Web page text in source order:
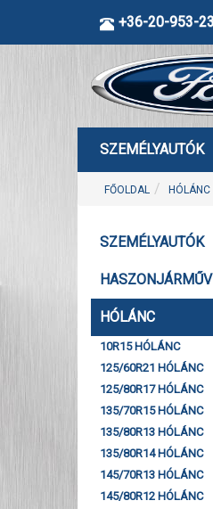
+36-20-953-
SZEMÉLYAUTÓK
FŐOLDAL HÓLÁNC
SZEMÉLYAUTÓK
HÓLÁNC
10R15 HÓLÁNC
125/60R21 HÓLÁNC
125/80R17 HÓLÁNC
135/70R15 HÓLÁNC
135/80R13 HÓLÁNC
135/80R14 HÓLÁNC
145/70R13 HÓLÁNC
145/80R12 HÓLÁNC